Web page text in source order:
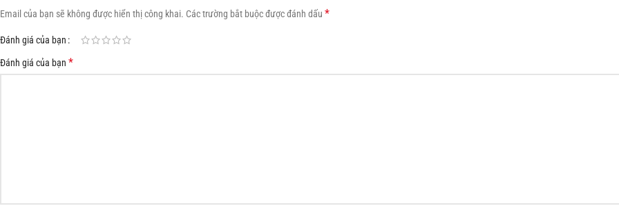
Email của bạn sẽ không được hiển thị công khai. Các trường bắt buộc được đánh dấu *
Đánh giá của bạn
Đánh giá của bạn *